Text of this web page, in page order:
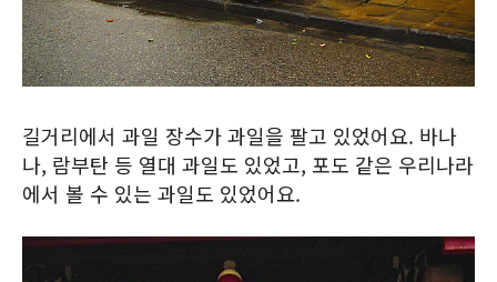
길거리에서 과일 장수가 과일을 팔고 있었어요. 바나
나, 람부탄 등 열대 과일도 있었고, 포도 같은 우리나라
에서 볼 수 있는 과일도 있었어요.